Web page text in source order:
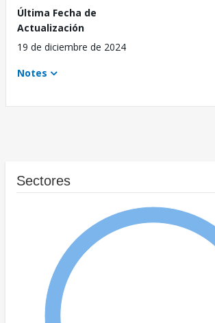
Última Fecha de
Actualización
19 de diciembre de 2024
Notes
Sectores